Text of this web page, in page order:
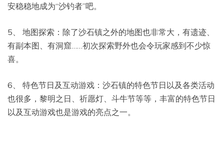
安稳稳地成为“沙钓者”吧。
5、 地图探索：除了沙石镇之外的地图也非常大，有遗迹、
有副本图、有洞窟……初次探索野外也会令玩家感到不少惊
喜。
6、 特色节日及互动游戏：沙石镇的特色节日以及各类活动
也很多，黎明之日、祈愿灯、斗牛节等等，丰富的特色节日
以及互动游戏也是游戏的亮点之一。